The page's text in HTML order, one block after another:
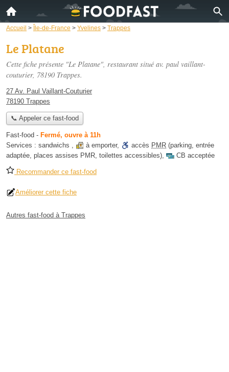
Accueil > Île-de-France > Yvelines > Trappes
Le Platane
Cette fiche présente "Le Platane", restaurant situé av. paul vaillant-
couturier, 78190 Trappes.
27 Av. Paul Vaillant-Couturier
78190 Trappes
📞 Appeler ce fast-food
Fast-food - Fermé, ouvre à 11h
Services : sandwichs , à emporter, accès PMR (parking, entrée
adaptée, places assises PMR, toilettes accessibles), CB acceptée
Recommander ce fast-food
Améliorer cette fiche
Autres fast-food à Trappes